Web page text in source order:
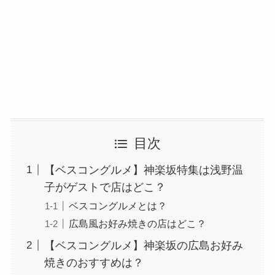
目次
【ベスコングルメ】神楽坂特集は浅野温
子がゲストで店はどこ？
ベスコングルメとは？
広島風お好み焼きの店はどこ？
【ベスコングルメ】神楽坂の広島お好み
焼きのおすすめは？